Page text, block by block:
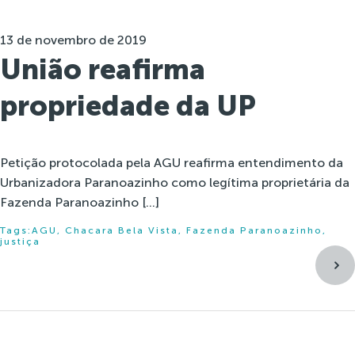
13 de novembro de 2019
União reafirma
propriedade da UP
Petição protocolada pela AGU reafirma entendimento da
Urbanizadora Paranoazinho como legítima proprietária da
Fazenda Paranoazinho […]
Tags: AGU , Chacara Bela Vista , Fazenda Paranoazinho ,
justiça